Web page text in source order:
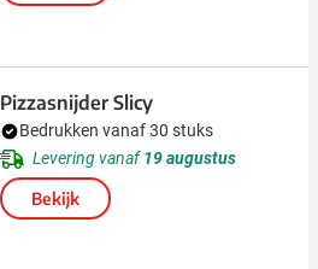
Pizzasnijder Slicy
Bedrukken vanaf 30 stuks
Levering vanaf19 augustus
Bekijk